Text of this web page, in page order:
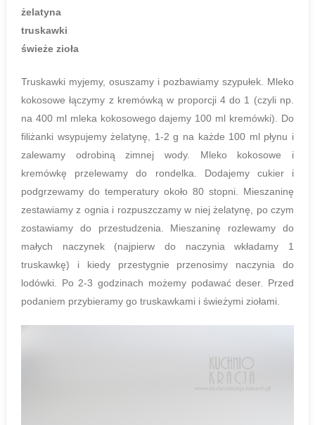
żelatyna
truskawki
świeże zioła
Truskawki myjemy, osuszamy i pozbawiamy szypułek. Mleko
kokosowe łączymy z kremówką w proporcji 4 do 1 (czyli np.
na 400 ml mleka kokosowego dajemy 100 ml kremówki). Do
filiżanki wsypujemy żelatynę, 1-2 g na każde 100 ml płynu i
zalewamy odrobiną zimnej wody. Mleko kokosowe i
kremówkę przelewamy do rondelka. Dodajemy cukier i
podgrzewamy do temperatury około 80 stopni. Mieszaninę
zestawiamy z ognia i rozpuszczamy w niej żelatynę, po czym
zostawiamy do przestudzenia. Mieszaninę rozlewamy do
małych naczynek (najpierw do naczynia wkładamy 1
truskawkę) i kiedy przestygnie przenosimy naczynia do
lodówki. Po 2-3 godzinach możemy podawać deser. Przed
podaniem przybieramy go truskawkami i świeżymi ziołami.